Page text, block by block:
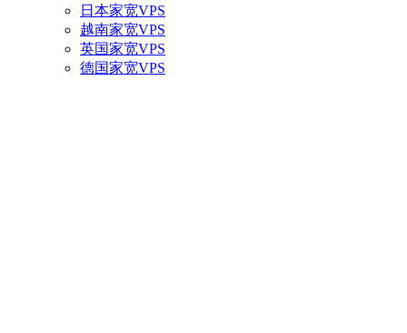
日本家宽VPS
越南家宽VPS
英国家宽VPS
德国家宽VPS